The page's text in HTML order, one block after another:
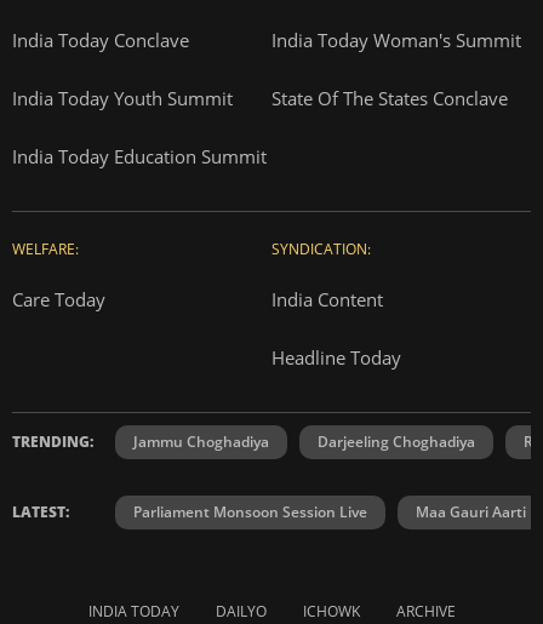
India Today Conclave India Today Woman's Summit
India Today Youth Summit State Of The States Conclave
India Today Education Summit
WELFARE:
Care Today
SYNDICATION:
India Content
Headline Today
TRENDING: Jammu Choghadiya Darjeeling Choghadiya
LATEST: Parliament Monsoon Session Live Maa Gauri Aarti
INDIA TODAY DAILYO ICHOWK ARCHIVE